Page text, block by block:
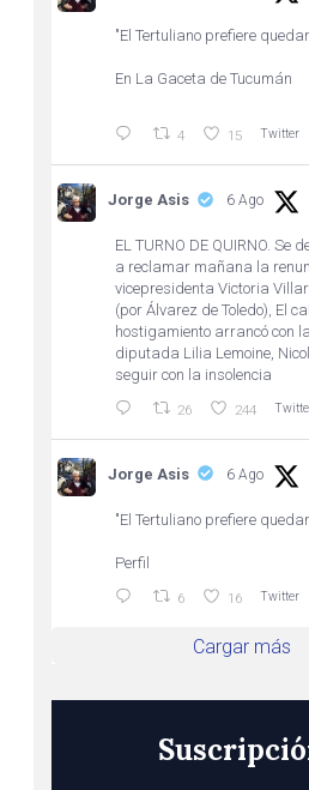
"El Tertuliano prefiere
En La Gaceta de Tucumán
4 15 Twitter
Jorge Asis 6 Ago
EL TURNO DE QUIRNO. Se
a reclamar mañana la
vicepresidenta Victoria
(por Álvarez de Toledo), El
hostigamiento arrancó con
diputada Lilia Lemoine,
seguir con la insolencia
26 244
Jorge Asis 6 Ago
"El Tertuliano prefiere
Perfil
6 16 Twitter
Cargar más